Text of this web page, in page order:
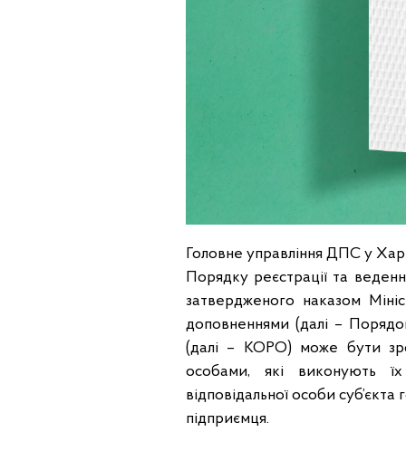
Головне управління ДПС у
Порядку реєстрації та
затвердженого наказом
доповненнями (далі –
(далі – КОРО) може бути
особами, які виконують їх
відповідальної особи
підприємця.